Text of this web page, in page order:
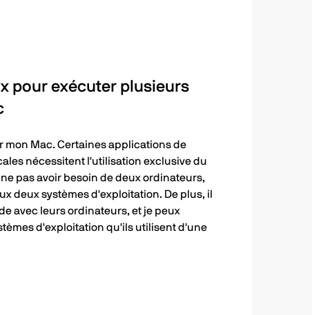
pour exécuter plusieurs
mon Mac. Certaines applications de
nécessitent l'utilisation exclusive du
pas avoir besoin de deux ordinateurs,
deux systèmes d'exploitation. De plus, il
avec leurs ordinateurs, et je peux
d'exploitation qu'ils utilisent d'une